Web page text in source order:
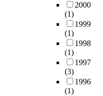
2000
(1)
1999
(1)
1998
(1)
1997
(3)
1996
(1)